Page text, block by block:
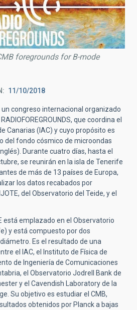
foregrounds for B-mode
11/10/2018
un congreso internacional organizado
que coordina el
Canarias (IAC) y cuyo propósito es
del fondo cósmico de microondas
Durante cuatro días, hasta el
se reunirán en la isla de Tenerife
de más de 13 países de Europa,
los datos recabados por
del Observatorio del Teide, y el
está emplazado en el Observatorio
y está compuesto por dos
Es el resultado de una
el IAC, el Instituto de Física de
de Ingeniería de Comunicaciones
el Observatorio Jodrell Bank de
y el Cavendish Laboratory de la
Su objetivo es estudiar el CMB,
obtenidos por Planck a bajas